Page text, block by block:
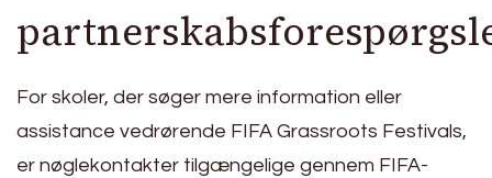
For skoler, der søger mere information eller
assistance vedrørende FIFA Grassroots Festivals,
er nøglekontakter tilgængelige gennem FIFA-